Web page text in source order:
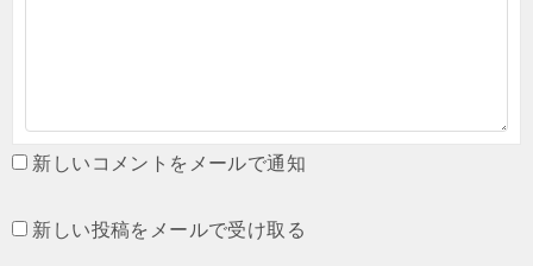
新しいコメントをメールで通知
新しい投稿をメールで受け取る